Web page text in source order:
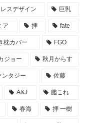
スデザイン 巨乳
ア 拝 fate
枕カバー FGO
ジョー 秋月からす
ンタジー 佐藤
A&J 艦これ
春海 拝 一樹